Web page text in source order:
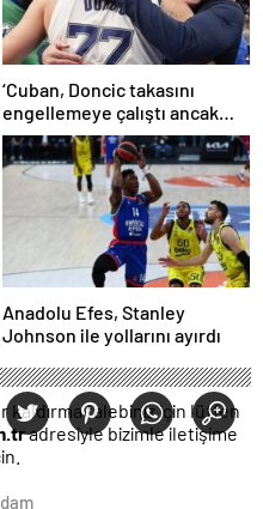
‘Cuban, Doncic takasını
engellemeye çalıştı ancak
geç kaldı’ iddiası! NBA
Haberleri
Anadolu Efes, Stanley
Johnson ile yollarını ayırdı
kaldırma talebiniz için lütfen
adresiyle bizimle iletişime